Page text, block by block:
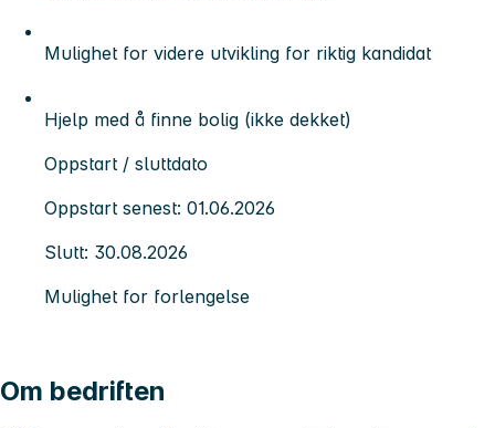
Mulighet for videre utvikling for riktig kandidat
Hjelp med å finne bolig (ikke dekket)
Oppstart / sluttdato
Oppstart senest: 01.06.2026
Slutt: 30.08.2026
Mulighet for forlengelse
Om bedriften